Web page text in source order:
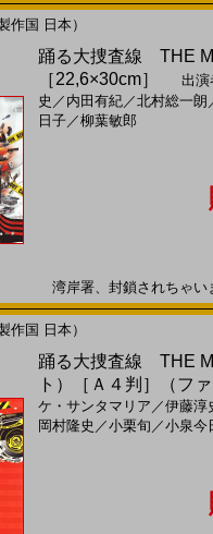
作国 日本）
踊る大捜査線 THE
［22,6×30cm］
出演
史 ／ 内田有紀／北村総一朗
日子／柳葉敏郎
湾岸署、封鎖されちゃ
作国 日本）
踊る大捜査線 THE
ト）［Ａ４判］（フ
ケ・サンタマリア ／伊藤淳
岡村隆史 ／小栗旬 ／小泉今